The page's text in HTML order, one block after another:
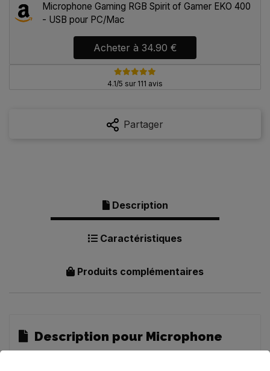
Microphone Gaming RGB Spirit of Gamer EKO 400
- USB pour PC/Mac
Acheter à 34.90 €
4.1/5 sur 111 avis
Partager
Description
Caractéristiques
Produits complémentaires
Description pour Microphone
Gaming RGB Spirit of Gamer EKO